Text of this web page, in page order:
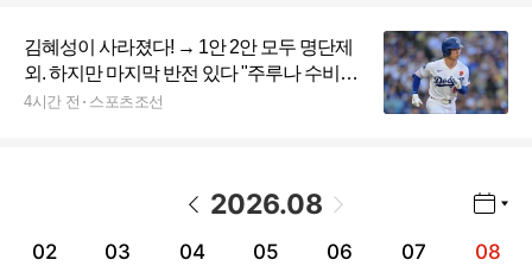
김혜성이 사라졌다! → 1안 2안 모두 명단제
외. 하지만 마지막 반전 있다 "주루나 수비
뛰어난 선수 포함될수도"
4시간 전 스포츠조선
2026.08
02 03 04 05 06 07 08